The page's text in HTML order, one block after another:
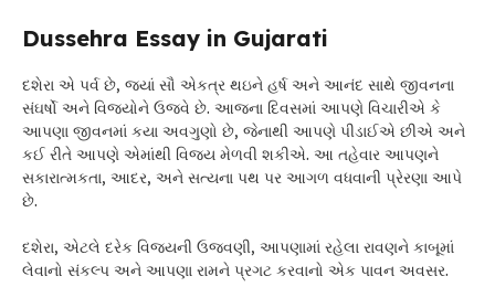
Dussehra Essay in Gujarati
દશેરા એ પર્વ છે, જ્યાં સૌ એકત્ર થઇને હર્ષ અને આનંદ સાથે જીવનના
સંઘર્ષો અને વિજયોને ઉજવે છે. આજના દિવસમાં આપણે વિચારીએ કે
આપણા જીવનમાં કયા અવગુણો છે, જેનાથી આપણે પીડાઈએ છીએ અને
કઈ રીતે આપણે એમાંથી વિજય મેળવી શકીએ. આ તહેવાર આપણને
સકારાત્મકતા, આદર, અને સત્યના પથ પર આગળ વધવાની પ્રેરણા આપે
છે.
દશેરા, એટલે દરેક વિજયની ઉજવણી, આપણામાં રહેલા રાવણને કાબૂમાં
લેવાનો સંકલ્પ અને આપણા રામને પ્રગટ કરવાનો એક પાવન અવસર.